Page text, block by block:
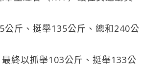
斤、挺舉135公斤、總和240公
終以抓舉103公斤、挺舉133公